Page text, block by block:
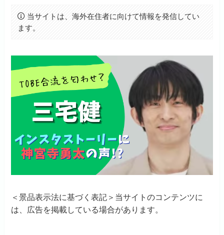
当サイトは、海外在住者に向けて情報を発信してい
ます。
＜景品表示法に基づく表記＞当サイトのコンテンツに
は、広告を掲載している場合があります。